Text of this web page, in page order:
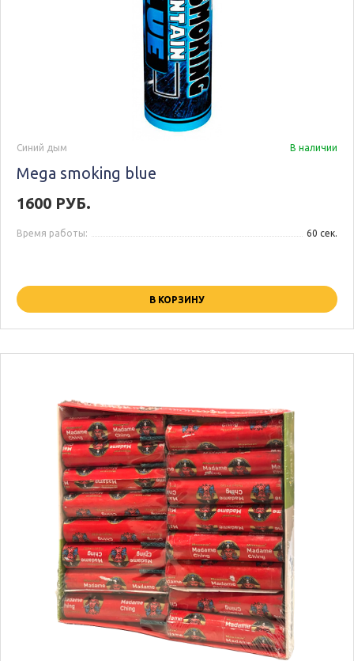
Синий дым В наличии
Mega smoking blue
1600 РУБ.
Время работы: 60 сек.
В КОРЗИНУ